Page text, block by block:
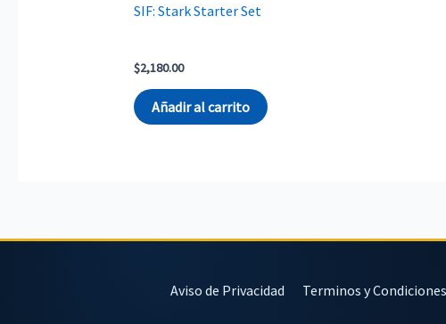
SIF: Stark Starter Set
$2,180.00
Añadir al carrito
Aviso de Privacidad Terminos y Condiciones